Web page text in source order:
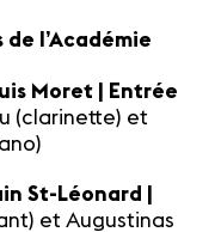
l’Académie
Moret | Entrée
(clarinette) et
St-Léonard |
et Augustinas